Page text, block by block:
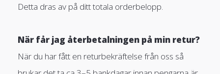
Detta dras av på ditt totala orderbelopp.
När får jag återbetalningen på min retur?
När du har fått en returbekräftelse från oss så